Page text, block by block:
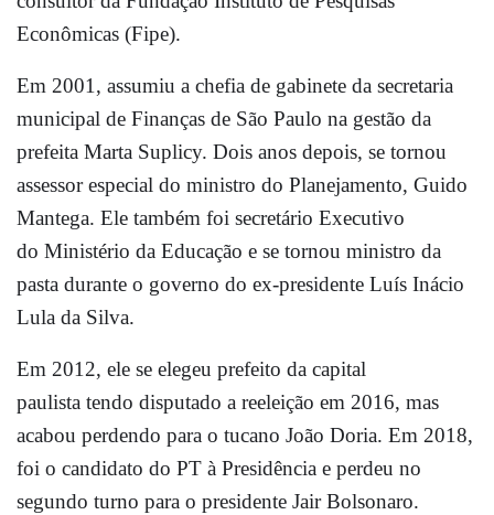
Econômicas (Fipe).
Em 2001, assumiu a chefia de gabinete da secretaria
municipal de Finanças de São Paulo na gestão da
prefeita Marta Suplicy. Dois anos depois, se tornou
assessor especial do ministro do Planejamento, Guido
Mantega. Ele também foi secretário Executivo
do Ministério da Educação e se tornou ministro da
pasta durante o governo do ex-presidente Luís Inácio
Lula da Silva.
Em 2012, ele se elegeu prefeito da capital
paulista tendo disputado a reeleição em 2016, mas
acabou perdendo para o tucano João Doria. Em 2018,
foi o candidato do PT à Presidência e perdeu no
segundo turno para o presidente Jair Bolsonaro.